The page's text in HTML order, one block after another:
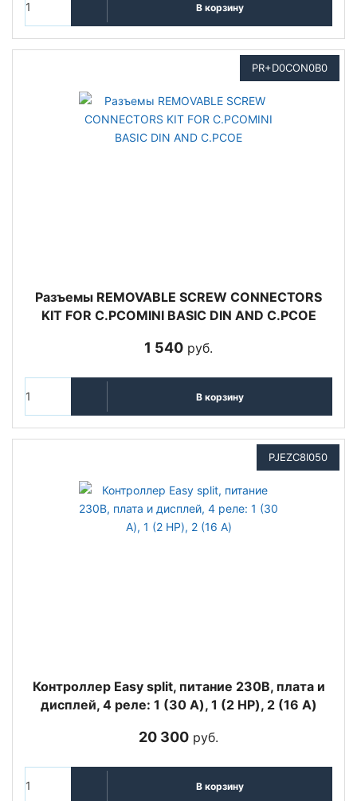
В корзину
PR+D0CON0B0
Разъемы REMOVABLE SCREW CONNECTORS
KIT FOR C.PCOMINI BASIC DIN AND C.PCOE
1 540 руб.
В корзину
PJEZC8I050
Контроллер Easy split, питание 230В, плата и
дисплей, 4 реле: 1 (30 A), 1 (2 HP), 2 (16 A)
20 300 руб.
В корзину